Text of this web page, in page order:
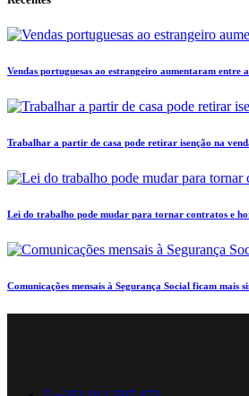
Vendas portuguesas ao estrangeiro aumentaram entre
Trabalhar a partir de casa pode retirar isenção na
Lei do trabalho pode mudar para tornar contratos e
Comunicações mensais à Segurança Social ficam mais